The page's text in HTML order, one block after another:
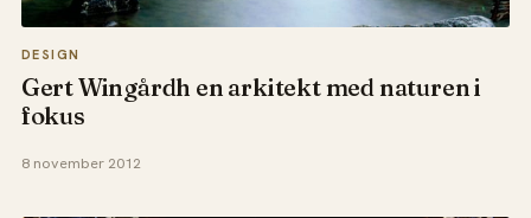
DESIGN
Gert Wingårdh en arkitekt med naturen i
fokus
8 november 2012